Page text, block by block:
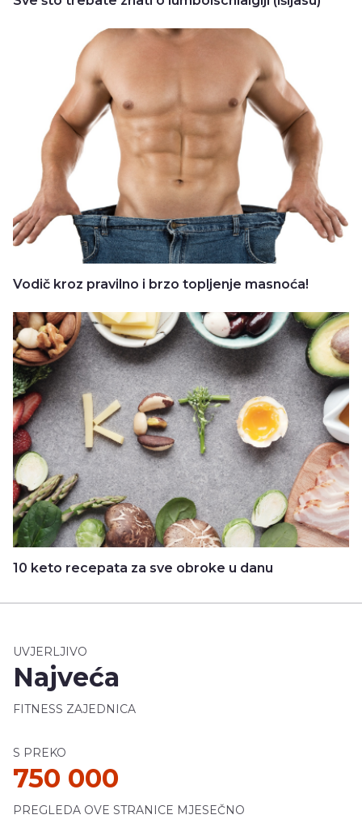
Vodič kroz pravilno i brzo topljenje masnoća!
10 keto recepata za sve obroke u danu
UVJERLJIVO
Najveća
FITNESS ZAJEDNICA
S PREKO
750 000
PREGLEDA OVE STRANICE MJESEČNO